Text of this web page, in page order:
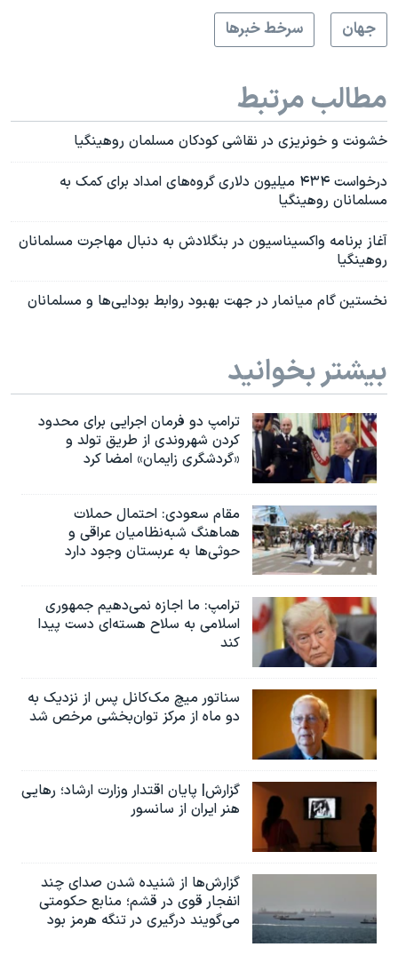
جهان
سرخط خبرها
مطالب مرتبط
خشونت و خونریزی در نقاشی کودکان مسلمان روهینگیا
درخواست ۴۳۴ میلیون دلاری گروه‌های امداد برای کمک به
مسلمانان روهینگیا
آغاز برنامه واکسیناسیون در بنگلادش به دنبال مهاجرت مسلمانان
روهینگیا
نخستین گام میانمار در جهت بهبود روابط بودایی‌ها و مسلمانان
بیشتر بخوانید
ترامپ دو فرمان اجرایی برای محدود
کردن شهروندی از طریق تولد و
«گردشگری زایمان» امضا کرد
مقام سعودی: احتمال حملات
هماهنگ شبه‌نظامیان عراقی و
حوثی‌ها به عربستان وجود دارد
ترامپ: ما اجازه نمی‌دهیم جمهوری
اسلامی به سلاح هسته‌ای دست پیدا
کند
سناتور میچ مک‌کانل پس از نزدیک به
دو ماه از مرکز توان‌بخشی مرخص شد
گزارش| پایان اقتدار وزارت ارشاد؛ رهایی
هنر ایران از سانسور
گزارش‌ها از شنیده شدن صدای چند
انفجار قوی در قشم؛ منابع حکومتی
می‌گویند درگیری در تنگه هرمز بود